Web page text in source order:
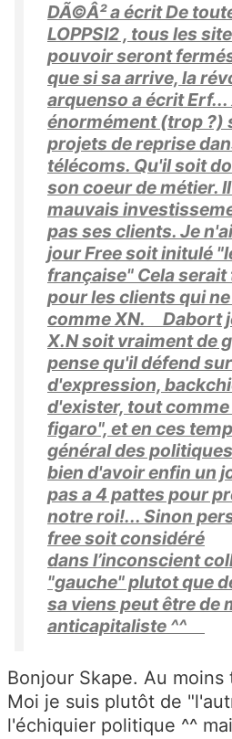
DÃ©Â² a écrit De
LOPPSI2 , tous les
pouvoir seront
que si sa arrive, la
arquenso a écrit Erf...
énormément (trop ?)
projets de reprise
télécoms. Qu'il soit
son coeur de métier.
mauvais
pas ses clients. Je
jour Free soit initulé
française" Cela
pour les clients qui
comme XN. Dabort
X.N soit vraiment de
pense qu'il défend
d'expression,
d'exister, tout
figaro", et en ces
général des
bien d'avoir enfin un
pas a 4 pattes pour
notre roi!... Sinon
free soit considéré
dans l’inconscient
"gauche" plutot que
sa viens peut être de
anticapitaliste ^^
Bonjour Skape. Au
Moi je suis plutôt de
l'échiquier politique ^^